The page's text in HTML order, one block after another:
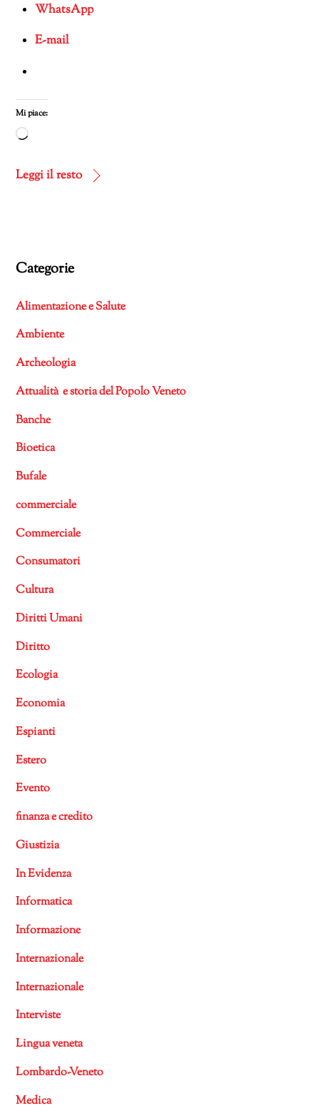
WhatsApp
E-mail
Mi piace:
Caricamento
corso…
Leggi il resto
Categorie
Alimentazione e Salute
Ambiente
Archeologia
Attualità e storia del Popolo Veneto
Banche
Bioetica
Bufale
commerciale
Commerciale
Consumatori
Cultura
Diritti Umani
Diritto
Ecologia
Economia
Espianti
Estero
Evento
finanza e credito
Giustizia
In Evidenza
Informatica
Informazione
Internazionale
Internazionale
Interviste
Lingua veneta
Lombardo-Veneto
Medica